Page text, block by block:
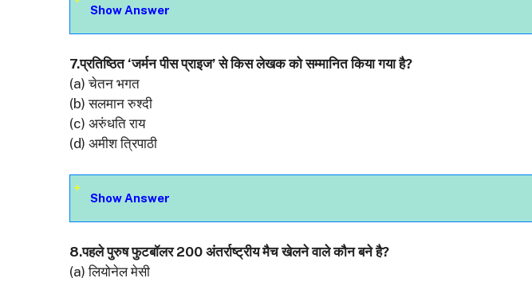
Show Answer
7.प्रतिष्ठित ‘जर्मन पीस प्राइज’ से किस लेखक को सम्मानित किया गया है?
(a) चेतन भगत
(b) सलमान रुश्दी
(c) अरुंधति राय
(d) अमीश त्रिपाठी
Show Answer
8.पहले पुरुष फुटबॉलर 200 अंतर्राष्ट्रीय मैच खेलने वाले कौन बने है?
(a) लियोनेल मेसी